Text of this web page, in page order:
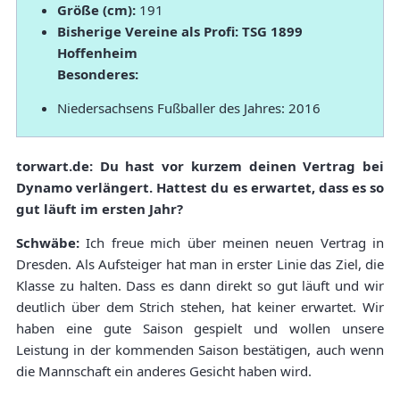
Größe (cm): 191
Bisherige Vereine als Profi: TSG 1899
Hoffenheim
Besonderes:
Niedersachsens Fußballer des Jahres: 2016
torwart.de: Du hast vor kurzem deinen Vertrag bei
Dynamo verlängert. Hattest du es erwartet, dass es so
gut läuft im ersten Jahr?
Schwäbe: Ich freue mich über meinen neuen Vertrag in
Dresden. Als Aufsteiger hat man in erster Linie das Ziel, die
Klasse zu halten. Dass es dann direkt so gut läuft und wir
deutlich über dem Strich stehen, hat keiner erwartet. Wir
haben eine gute Saison gespielt und wollen unsere
Leistung in der kommenden Saison bestätigen, auch wenn
die Mannschaft ein anderes Gesicht haben wird.